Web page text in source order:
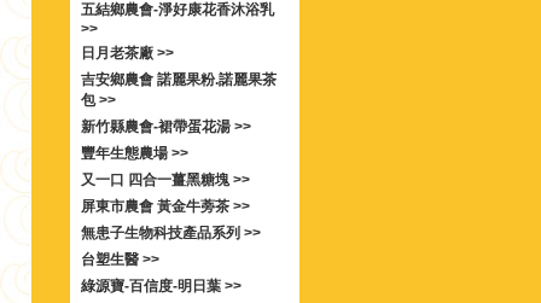
五結鄉農會-淨好康花香沐浴乳
>>
日月老茶廠 >>
吉安鄉農會 諾麗果粉.諾麗果茶
包 >>
新竹縣農會-裙帶蛋花湯 >>
豐年生態農場 >>
又一口 四合一薑黑糖塊 >>
屏東市農會 黃金牛蒡茶 >>
無患子生物科技產品系列 >>
台塑生醫 >>
綠源寶-百信度-明日葉 >>